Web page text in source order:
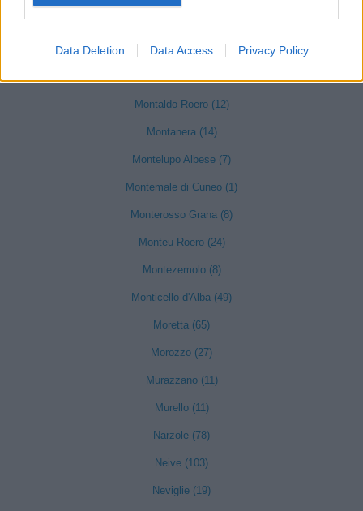
Data Deletion Data Access Privacy Policy
Monforte d'Alba (103)
Montà (73)
Montaldo Roero (12)
Montanera (14)
Montelupo Albese (7)
Montemale di Cuneo (1)
Monterosso Grana (8)
Monteu Roero (24)
Montezemolo (8)
Monticello d'Alba (49)
Moretta (65)
Morozzo (27)
Murazzano (11)
Murello (11)
Narzole (78)
Neive (103)
Neviglie (19)